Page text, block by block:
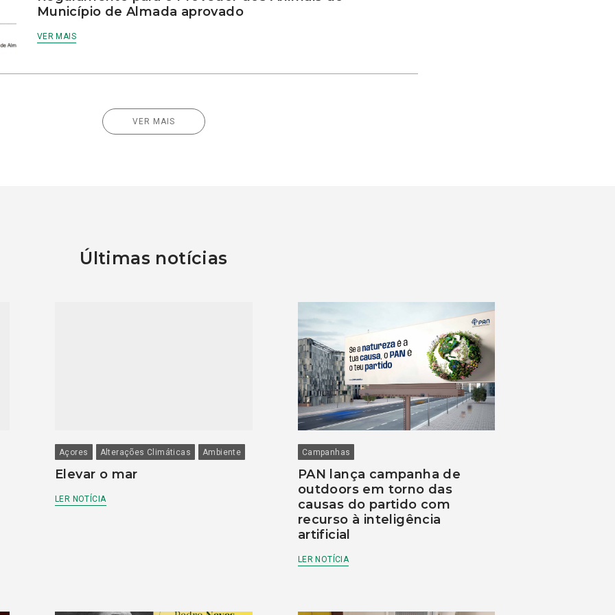
Município de Almada aprovado
VER MAIS
VER MAIS
Últimas notícias
Açores Alterações Climáticas Ambiente
Elevar o mar
LER NOTÍCIA
Campanhas
PAN lança campanha de
outdoors em torno das
causas do partido com
recurso à inteligência
artificial
LER NOTÍCIA